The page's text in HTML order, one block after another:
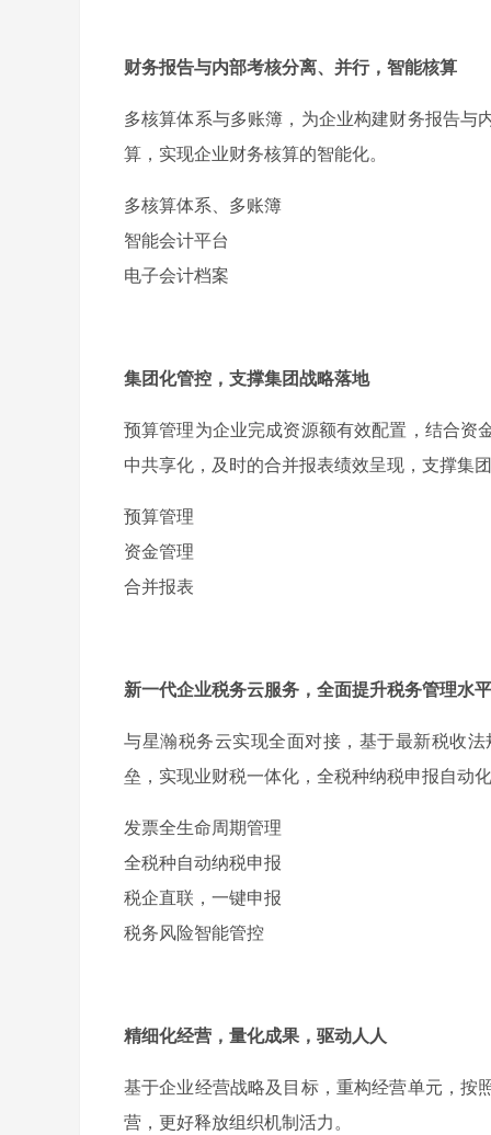
财务报告与内部考核分离、并行，智能核算
多核算体系与多账簿，为企业构建财务报告
算，实现企业财务核算的智能化。
多核算体系、多账簿
智能会计平台
电子会计档案
集团化管控，支撑集团战略落地
预算管理为企业完成资源额有效配置，结合资
中共享化，及时的合并报表绩效呈现，支撑集
预算管理
资金管理
合并报表
新一代企业税务云服务，全面提升税务管理水平
与星瀚税务云实现全面对接，基于最新税收
垒，实现业财税一体化，全税种纳税申报自动
发票全生命周期管理
全税种自动纳税申报
税企直联，一键申报
税务风险智能管控
精细化经营，量化成果，驱动人人
基于企业经营战略及目标，重构经营单元，按
营，更好释放组织机制活力。